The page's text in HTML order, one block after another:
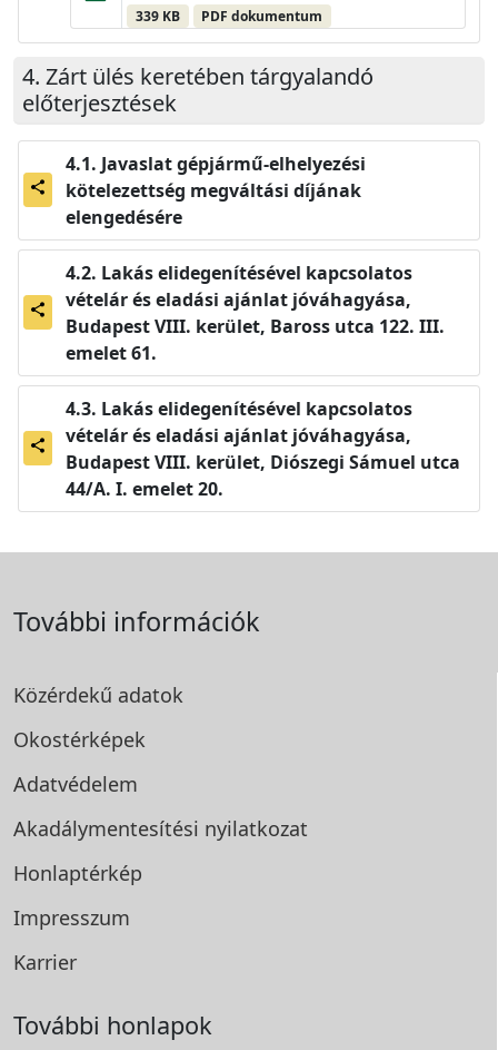
339 KB PDF dokumentum
Zárt ülés keretében tárgyalandó
előterjesztések
share
Javaslat gépjármű-elhelyezési
kötelezettség megváltási díjának
elengedésére
share
Lakás elidegenítésével kapcsolatos
vételár és eladási ajánlat jóváhagyása,
Budapest VIII. kerület, Baross utca 122. III.
emelet 61.
share
Lakás elidegenítésével kapcsolatos
vételár és eladási ajánlat jóváhagyása,
Budapest VIII. kerület, Diószegi Sámuel utca
44/A. I. emelet 20.
További információk
Közérdekű adatok
Okostérképek
Adatvédelem
Akadálymentesítési nyilatkozat
Honlaptérkép
Impresszum
Karrier
További honlapok